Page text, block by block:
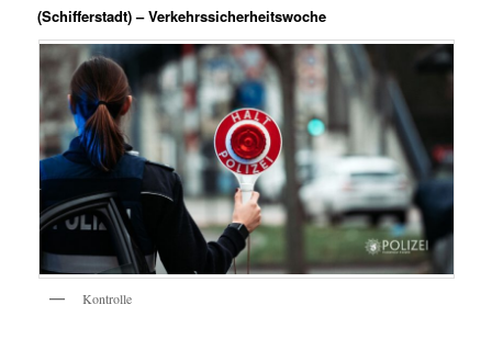
(Schifferstadt) – Verkehrssicherheitswoche
Kontrolle